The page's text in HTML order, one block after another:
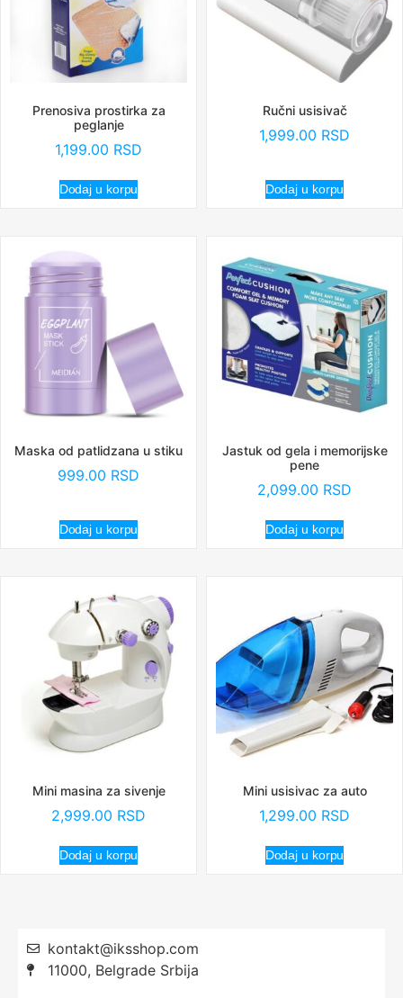
Prenosiva prostirka za
peglanje
1,199.00 RSD
Dodaj u korpu
Ručni usisivač
1,999.00 RSD
Dodaj u korpu
Maska od patlidzana u stiku
999.00 RSD
Dodaj u korpu
Jastuk od gela i memorijske
pene
2,099.00 RSD
Dodaj u korpu
Mini masina za sivenje
2,999.00 RSD
Dodaj u korpu
Mini usisivac za auto
1,299.00 RSD
Dodaj u korpu
kontakt@iksshop.com
11000, Belgrade Srbija